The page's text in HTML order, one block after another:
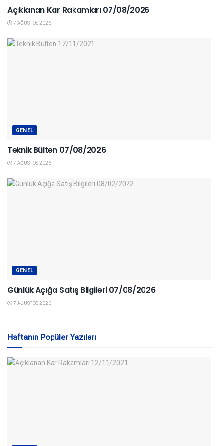
Açıklanan Kar Rakamları 07/08/2026
7 AĞUSTOS 2026
GENEL
Teknik Bülten 07/08/2026
7 AĞUSTOS 2026
GENEL
Günlük Açığa Satış Bilgileri 07/08/2026
7 AĞUSTOS 2026
Haftanın Popüler Yazıları